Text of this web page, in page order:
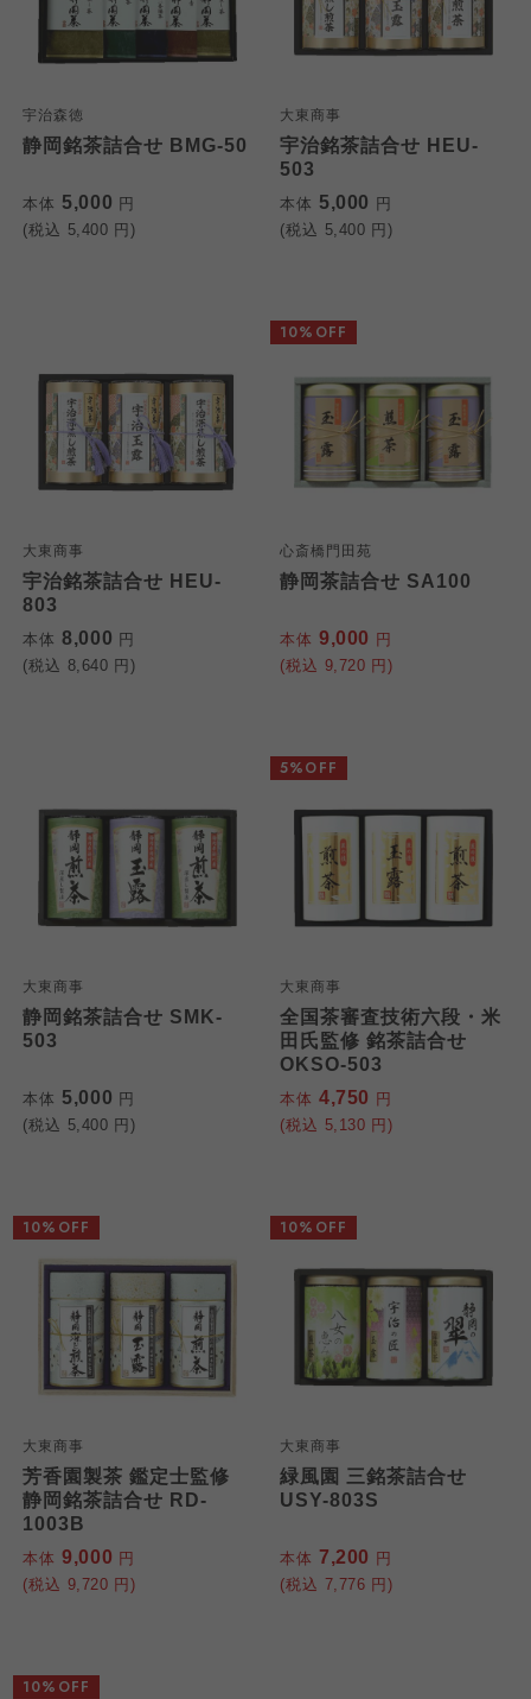
宇治森徳
静岡銘茶詰合せ BMG-50
本体 5,000 円
(税込 5,400 円)
大東商事
宇治銘茶詰合せ HEU-
503
本体 5,000 円
(税込 5,400 円)
大東商事
宇治銘茶詰合せ HEU-
803
本体 8,000 円
(税込 8,640 円)
心斎橋門田苑
静岡茶詰合せ SA100
本体 9,000 円
(税込 9,720 円)
10%OFF
大東商事
静岡銘茶詰合せ SMK-
503
本体 5,000 円
(税込 5,400 円)
大東商事
全国茶審査技術六段・米
田氏監修 銘茶詰合せ
OKSO-503
本体 4,750 円
(税込 5,130 円)
5%OFF
大東商事
芳香園製茶 鑑定士監修
静岡銘茶詰合せ RD-
1003B
本体 9,000 円
(税込 9,720 円)
10%OFF
大東商事
緑風園 三銘茶詰合せ
USY-803S
本体 7,200 円
(税込 7,776 円)
10%OFF
10%OFF